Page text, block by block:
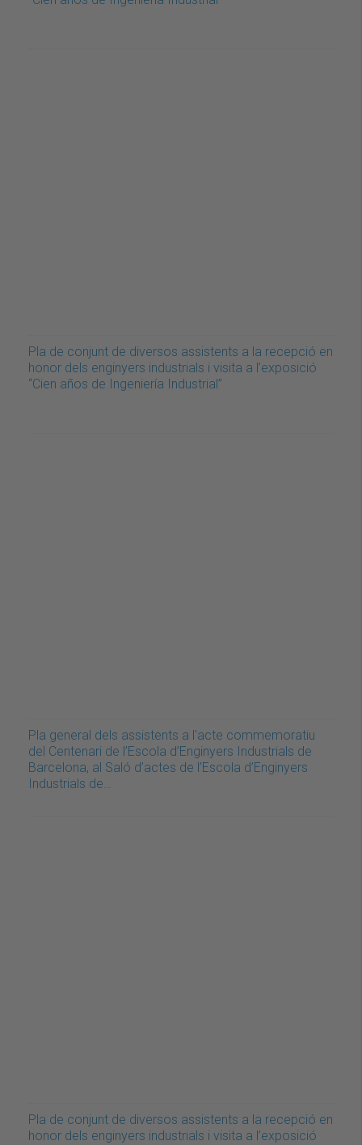
Pla de conjunt de diversos assistents a la recepció en
honor dels enginyers industrials i visita a l’exposició
“Cien años de Ingeniería Industrial”
Pla general dels assistents a l'acte commemoratiu
del Centenari de l’Escola d’Enginyers Industrials de
Barcelona, al Saló d’actes de l’Escola d’Enginyers
Industrials de…
Pla de conjunt de diversos assistents a la recepció en
honor dels enginyers industrials i visita a l’exposició